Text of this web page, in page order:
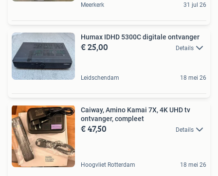
Meerkerk 31 jul 26
Humax IDHD 5300C digitale ontvanger
€ 25,00 Details
Leidschendam 18 mei 26
Caiway, Amino Kamai 7X, 4K UHD tv
ontvanger, compleet
€ 47,50 Details
Hoogvliet Rotterdam 18 mei 26